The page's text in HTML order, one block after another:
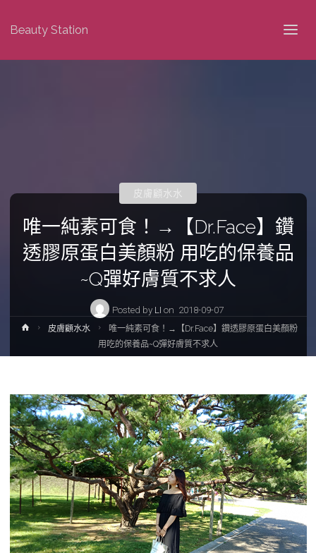
Beauty Station
唯一純素可食！→【Dr.Face】鑽
透膠原蛋白美顏粉 用吃的保養品
~Q彈好膚質不求人
Posted by LI on 2018-09-07
皮膚顧水水
Home皮膚顧水水
唯一純素可食！→【Dr.Face】鑽透膠原蛋白美顏粉
用吃的保養品~Q彈好膚質不求人